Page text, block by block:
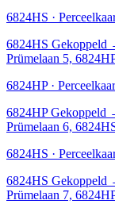
6824HS ·
6824HS Gekoppeld
Prümelaan 5,
6824HP ·
6824HP Gekoppeld
Prümelaan 6,
6824HS ·
6824HS Gekoppeld
Prümelaan 7,